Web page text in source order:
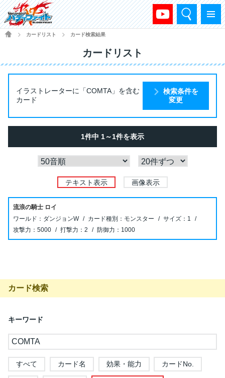
メニュー
検索
HOME
カードリスト カード検索結果
カードリスト
イラストレーターに「COMTA」を含む
カード
検索条件を
変更
1件中 1～1件を表示
テキスト表示 画像表示
流浪の騎士 ロイ
ダンジョンW
モンスター
1
5000
2 1000
カード検索
キーワード
すべて カード名 効果・能力 カードNo.